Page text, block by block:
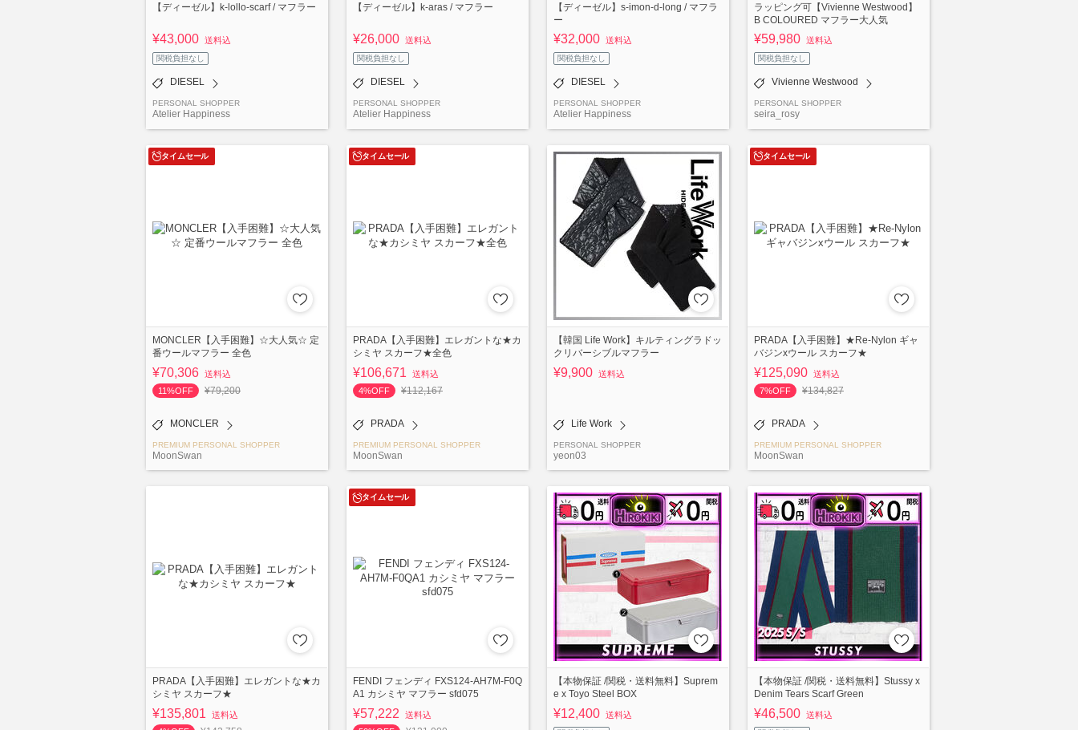
【ディーゼル】k-lollo-scarf / マフラー
¥43,000 送料込
関税負担なし
DIESEL
PERSONAL SHOPPER
Atelier Happiness
【ディーゼル】k-aras / マフラー
¥26,000 送料込
関税負担なし
DIESEL
PERSONAL SHOPPER
Atelier Happiness
【ディーゼル】s-imon-d-long / マフラ
ー
¥32,000 送料込
関税負担なし
DIESEL
PERSONAL SHOPPER
Atelier Happiness
ラッピング可【Vivienne Westwood】
B COLOURED マフラー大人気
¥59,980 送料込
関税負担なし
Vivienne Westwood
PERSONAL SHOPPER
seira_rosy
タイムセール
MONCLER【入手困難】☆大人気☆ 定
番ウールマフラー 全色
¥70,306 送料込
11%OFF
¥79,200
MONCLER
PREMIUM PERSONAL SHOPPER
MoonSwan
タイムセール
PRADA【入手困難】エレガントな★カ
シミヤ スカーフ★全色
¥106,671
送料込
4%OFF
¥112,167
PRADA
PREMIUM PERSONAL SHOPPER
MoonSwan
【韓国 Life Work】キルティングラドッ
クリバーシブルマフラー
¥9,900 送料込
Life Work
PERSONAL SHOPPER
yeon03
タイムセール
PRADA【入手困難】★Re-Nylon ギャ
バジンxウール スカーフ★
¥125,090 送料込
7%OFF
¥134,827
PRADA
PREMIUM PERSONAL SHOPPER
MoonSwan
PRADA【入手困難】エレガントな★カ
シミヤ スカーフ★
¥135,801
送料込
タイムセール
FENDI フェンディ FXS124-AH7M-F0Q
A1 カシミヤ マフラー sfd075
¥57,222
送料込
【本物保証 /関税・送料無料】Suprem
e x Toyo Steel BOX
¥12,400 送料込
【本物保証 /関税・送料無料】Stussy x
Denim Tears Scarf Green
¥46,500 送料込